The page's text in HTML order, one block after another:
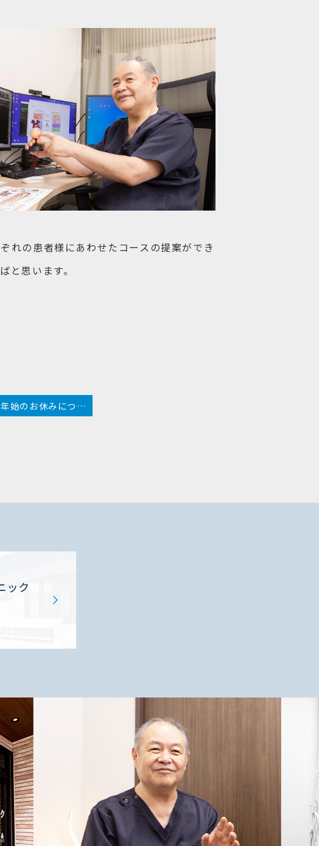
れの患者様にあわせたコースの提案ができ
と思います。
年末年始のお休みについて